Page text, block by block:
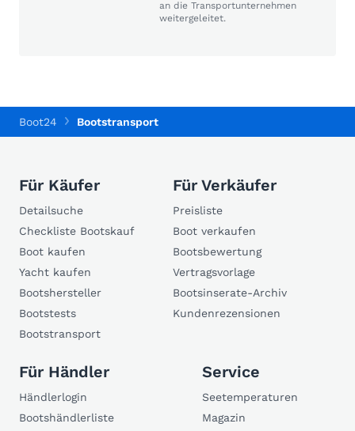
an die Transportunternehmen
weitergeleitet.
Boot24 Bootstransport
Für Käufer
Detailsuche
Checkliste Bootskauf
Boot kaufen
Yacht kaufen
Bootshersteller
Bootstests
Bootstransport
Für Verkäufer
Preisliste
Boot verkaufen
Bootsbewertung
Vertragsvorlage
Bootsinserate-Archiv
Kundenrezensionen
Für Händler
Händlerlogin
Bootshändlerliste
Service
Seetemperaturen
Magazin